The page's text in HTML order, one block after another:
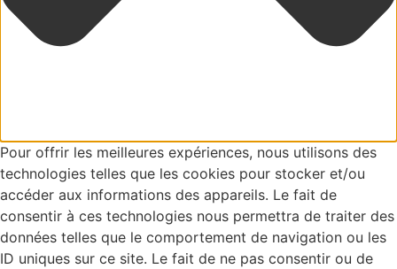
Pour offrir les meilleures expériences, nous utilisons des
technologies telles que les cookies pour stocker et/ou
accéder aux informations des appareils. Le fait de
consentir à ces technologies nous permettra de traiter des
données telles que le comportement de navigation ou les
ID uniques sur ce site. Le fait de ne pas consentir ou de